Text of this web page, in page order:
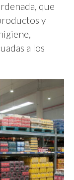
que
y
a los